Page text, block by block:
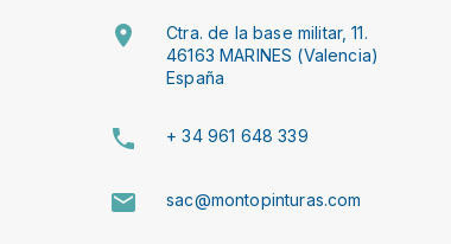
Ctra. de la base militar, 11.
46163 MARINES (Valencia)
España
+ 34 961 648 339
sac@montopinturas.com